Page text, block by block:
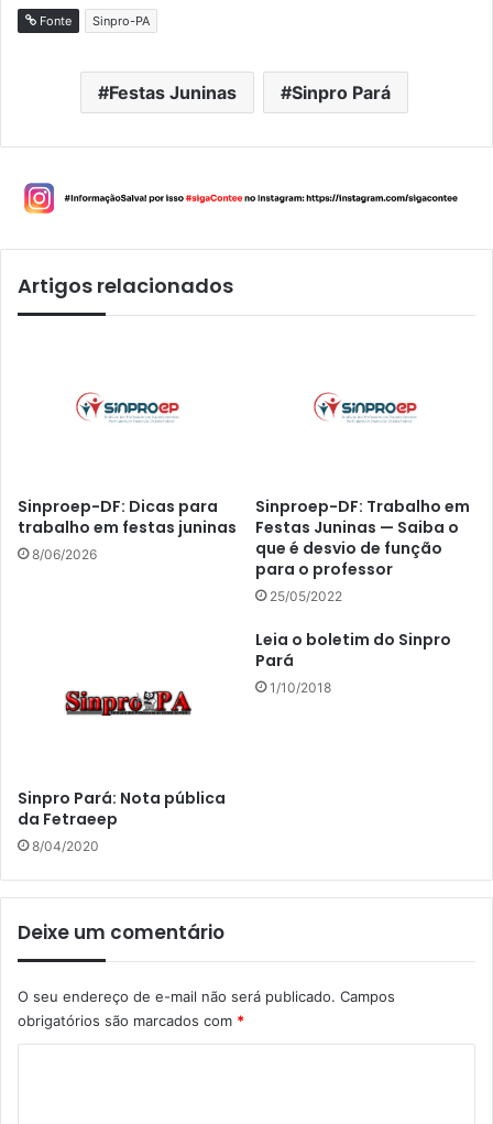
Fonte Sinpro-PA
Festas Juninas Sinpro Pará
Artigos relacionados
Sinproep-DF: Dicas para
trabalho em festas juninas
8/06/2026
Sinproep-DF: Trabalho em
Festas Juninas — Saiba o
que é desvio de função
para o professor
25/05/2022
Sinpro Pará: Nota pública
da Fetraeep
8/04/2020
Leia o boletim do Sinpro
Pará
1/10/2018
Deixe um comentário
O seu endereço de e-mail não será publicado. Campos
obrigatórios são marcados com *